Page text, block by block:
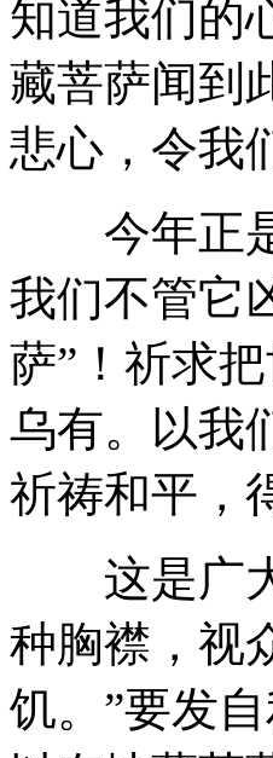
知道我们的
藏菩萨闻到
悲心，令我
今年正是
我们不管它
萨”！祈求
乌有。以我
祈祷和平，
这是广大
种胸襟，视
饥。”要发